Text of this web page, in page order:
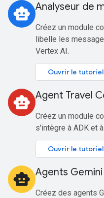
smart_toy Analyseur de
Créez un module
libelle les
Vertex AI.
Ouvrir le tutoriel
smart_toy Agent Travel
Créez un module
s'intègre à ADK et
Ouvrir le tutoriel
smart_toy Agents
Créez des agents